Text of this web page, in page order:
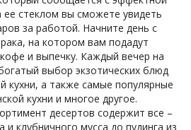
ее стеклом вы сможете увидеть
за работой. Начните день с
на котором вам подадут
и выпечку. Каждый вечер на
выбор экзотических блюд
кухни, а также самые популярные
кухни и многое другое.
десертов содержит все –
клубничного мусса до пудинга из